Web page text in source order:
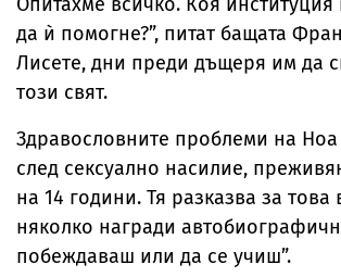
да ѝ помогне?”, питат бащата
Лисете, дни преди дъщеря им да
този свят.
Здравословните проблеми на Ноа
след сексуално насилие,
на 14 години. Тя разказва за това
няколко награди
побеждаваш или да се учиш”.